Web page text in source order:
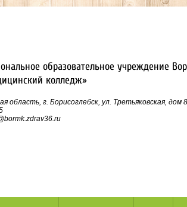
образовательное учреждение
колледж»
область, г. Борисоглебск, ул. Третьяковская, дом 8